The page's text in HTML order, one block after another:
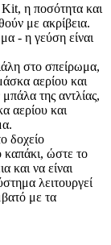
η ποσότητα και
με ακρίβεια.
- η γεύση είναι
στο σπείρωμα,
αερίου και
της αντλίας,
αερίου και
δοχείο
καπάκι, ώστε το
και να είναι
λειτουργεί
με τα